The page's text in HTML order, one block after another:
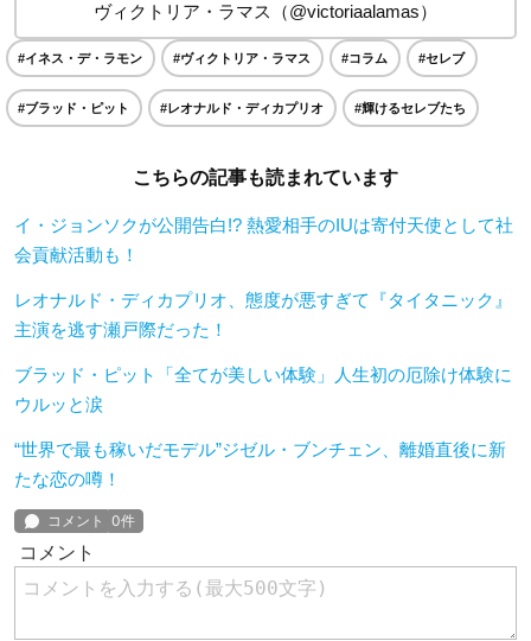
ヴィクトリア・ラマス（@victoriaalamas）
#イネス・デ・ラモン #ヴィクトリア・ラマス #コラム #セレブ
#ブラッド・ピット #レオナルド・ディカプリオ #輝けるセレブたち
こちらの記事も読まれています
イ・ジョンソクが公開告白!? 熱愛相手のIUは寄付天使として社
会貢献活動も！
レオナルド・ディカプリオ、態度が悪すぎて『タイタニック』
主演を逃す瀬戸際だった！
ブラッド・ピット「全てが美しい体験」人生初の厄除け体験に
ウルッと涙
“世界で最も稼いだモデル”ジゼル・ブンチェン、離婚直後に新
たな恋の噂！